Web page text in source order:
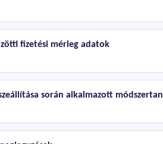
fizetési mérleg adatok
során alkalmazott módszertan